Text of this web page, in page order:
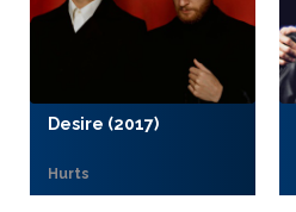
Desire (2017)
Hurts